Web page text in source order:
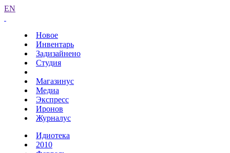
EN
Новое
Инвентарь
Задизайнено
Студия
Магазинус
Медиа
Экспресс
Иронов
Журналус
Идиотека
2010